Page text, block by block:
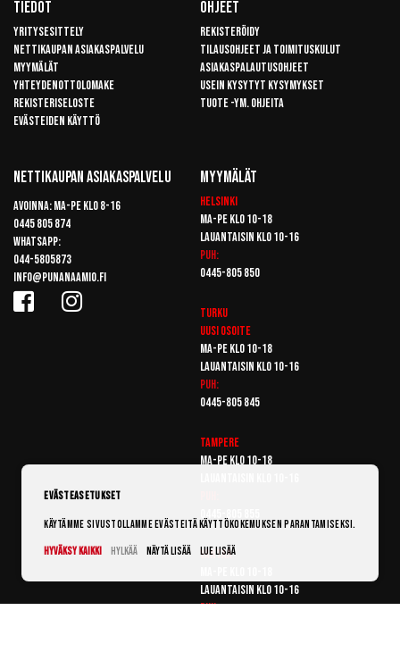
Tiedot
Yritysesittely
Nettikaupan asiakaspalvelu
Myymälät
Yhteydenottolomake
Rekisteriseloste
Evästeiden käyttö
Ohjeet
Rekisteröidy
Tilausohjeet ja toimituskulut
Asiakaspalautusohjeet
Usein kysytyt kysymykset
Tuote -ym. ohjeita
Nettikaupan Asiakaspalvelu
Avoinna: Ma-pe klo 8-16
0445 805 874
Whatsapp:
044-5805873
info@punanaamio.fi
Myymälät
Helsinki
Ma-pe klo 10-18
Lauantaisin klo 10-16
Puh:
0445-805 850
Turku
Uusi osoite
Ma-pe klo 10-18
Lauantaisin klo 10-16
Puh:
0445-805 845
Tampere
Ma-pe klo 10-18
Vantaa
Lauantaisin klo 10-16
Puh:
Evästeasetukset
Käytämme sivustollamme evästeitä käyttökokemuksen parantamiseksi.
Hyväksy kaikki
Hylkää Näytä lisää Lue lisää